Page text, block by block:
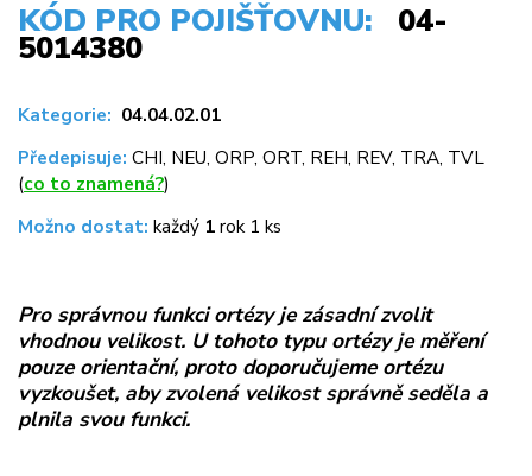
KÓD PRO POJIŠŤOVNU:
04-
5014380
Kategorie: 04.04.02.01
Předepisuje: CHI, NEU, ORP, ORT, REH, REV, TRA, TVL
(co to znamená?)
Možno dostat: každý 1rok 1 ks
Pro správnou funkci ortézy je zásadní zvolit
vhodnou velikost. U tohoto typu ortézy je měření
pouze orientační, proto doporučujeme ortézu
vyzkoušet, aby zvolená velikost správně seděla a
plnila svou funkci.